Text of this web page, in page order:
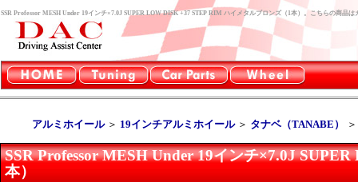
SSR Professor MESH Under 19インチ×7.0J SUPER LOW DISK +37 STEP RIM ハイメタルブロンズ（1本）。こちらの商品
アルミホイール＞ 19インチアルミホイール＞ タナベ（TANABE）
SSR Professor MESH Under 19インチ×7.0J
本）